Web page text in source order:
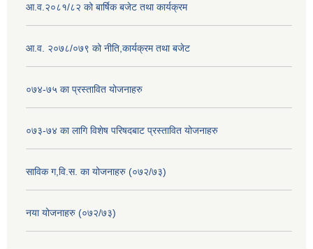
आ.व.२०८१/८२ को बार्षिक बजेट तथा कार्यक्रम
आ.व. २०७८/०७९ को नीति,कार्यक्रम तथा बजेट
०७४-७५ का प्रस्तावित योजनाहरु
०७३-७४ का लागि विशेष परिषदबाट प्रस्तावित योजनाहरु
साविक ग,वि.स. का योजनाहरु (०७२/७३)
नया योजनाहरु (०७२/७३)